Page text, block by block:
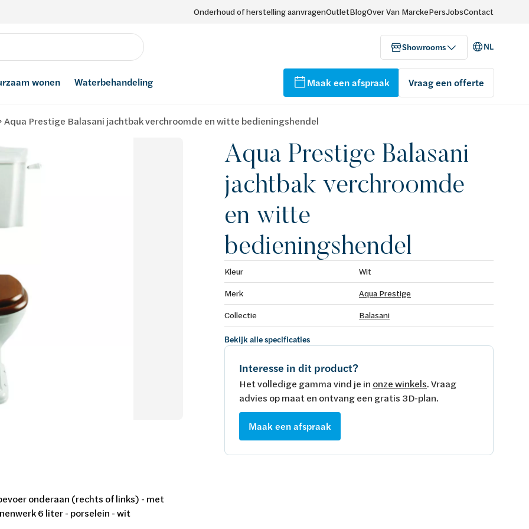
Onderhoud of herstelling aanvragenOutletBlogOver Van MarckePersJobsContact
Showrooms NL
wonen Waterbehandeling Maak een afspraak Vraag een offerte
Aqua Prestige Balasani jachtbak verchroomde en witte bedieningshendel
Aqua Prestige Balasani
jachtbak verchroomde
en witte
bedieningshendel
Kleur
Wit
Merk
Aqua Prestige
Collectie
Balasani
Bekijk alle specificaties
Interesse in dit product?
Het volledige gamma vind je in onze winkels. Vraag
advies op maat en ontvang een gratis 3D-plan.
Maak een afspraak
onderaan (rechts of links) - met
6 liter - porselein - wit